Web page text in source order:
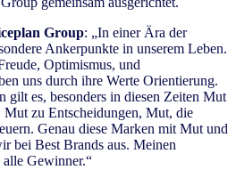
Group: „In einer Ära der
Ankerpunkte in unserem Leben.
Optimismus, und
uns durch ihre Werte Orientierung.
gilt es, besonders in diesen Zeiten Mut
zu Entscheidungen, Mut, die
Genau diese Marken mit Mut und
bei Best Brands aus. Meinen
Gewinner.“